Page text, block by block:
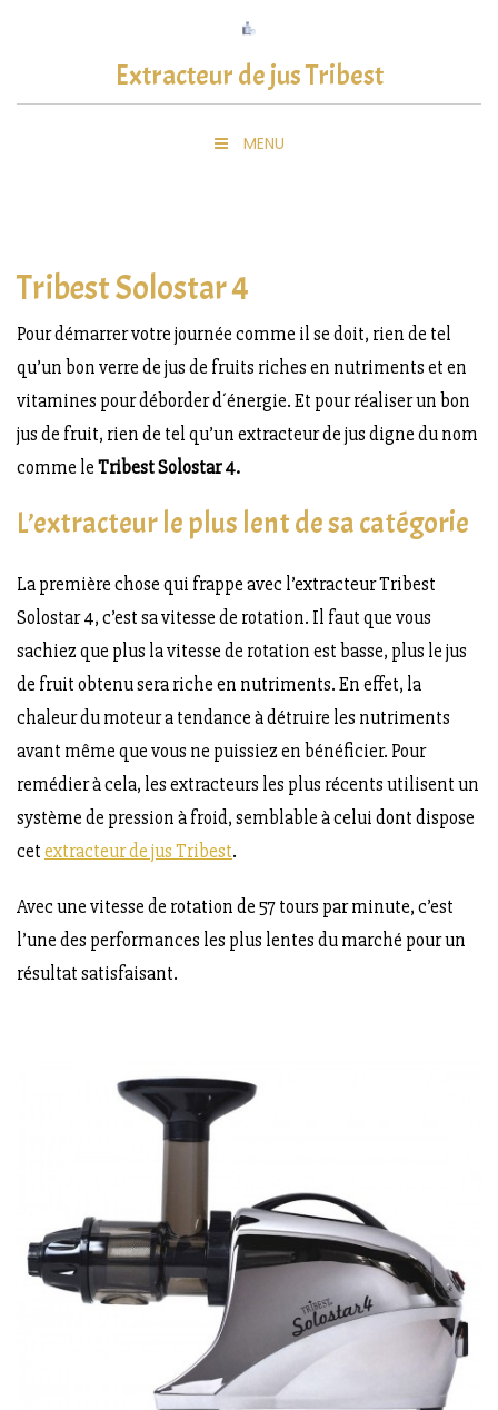
Extracteur de jus Tribest
MENU
Tribest Solostar 4
Pour démarrer votre journée comme il se doit, rien de tel
qu’un bon verre de jus de fruits riches en nutriments et en
vitamines pour déborder d´énergie. Et pour réaliser un bon
jus de fruit, rien de tel qu’un extracteur de jus digne du nom
comme leTribest Solostar 4.
L’extracteur le plus lent de sa catégorie
La première chose qui frappe avec l’extracteur Tribest
Solostar 4, c’est sa vitesse de rotation. Il faut que vous
sachiez que plus la vitesse de rotation est basse, plus le jus
de fruit obtenu sera riche en nutriments. En effet, la
chaleur du moteur a tendance à détruire les nutriments
avant même que vous ne puissiez en bénéficier. Pour
remédier à cela, les extracteurs les plus récents utilisent un
système de pression à froid, semblable à celui dont dispose
cetextracteur de jus Tribest.
Avec une vitesse de rotation de 57 tours par minute, c’est
l’une des performances les plus lentes du marché pour un
résultat satisfaisant.